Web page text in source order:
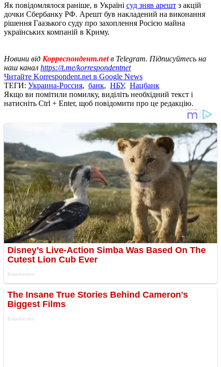
Як повідомлялося раніше, в Україні суд зняв арешт з акцій
дочки Сбербанку РФ. Арешт був накладений на виконання
рішення Гаазького суду про захоплення Росією майна
українських компаній в Криму.
Новини від Корреспондент.netв Telegram. Підписуйтесь на
наш канал https://t.me/korrespondentnet
Читайте Korrespondent.net в Google News
ТЕГИ: Украина-Россия, банк, НБУ, Нацбанк
Якщо ви помітили помилку, виділіть необхідний текст і
натисніть Ctrl + Enter, щоб повідомити про це редакцію.